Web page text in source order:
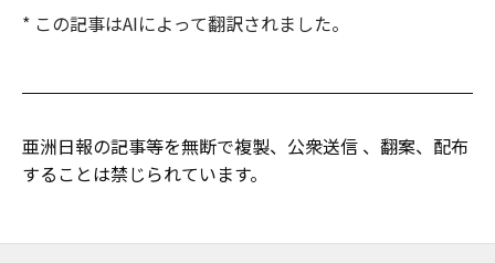
* この記事はAIによって翻訳されました。
亜洲日報の記事等を無断で複製、公衆送信 、翻案、配布
することは禁じられています。